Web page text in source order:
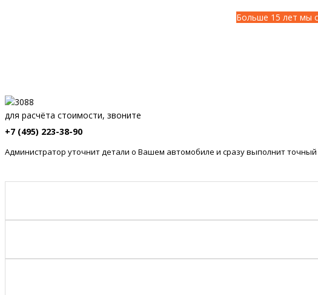
Больше 15 лет мы
для расчёта стоимости, звоните
+7 (495) 223-38-90
Администратор уточнит детали о Вашем автомобиле и сразу выполнит точный